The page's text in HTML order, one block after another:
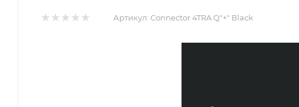
Артикул: Connector 4TRA Q"+" Вlack